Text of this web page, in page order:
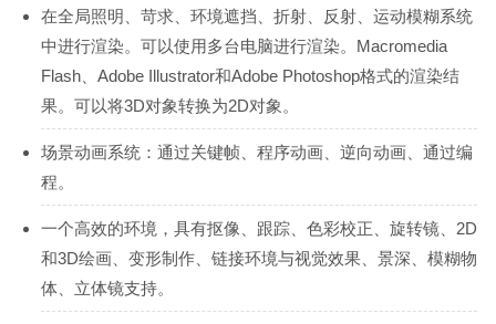
在全局照明、苛求、环境遮挡、折射、反射、运动模糊系统
中进行渲染。可以使用多台电脑进行渲染。Macromedia
Flash、Adobe Illustrator和Adobe Photoshop格式的渲染结
果。可以将3D对象转换为2D对象。
场景动画系统：通过关键帧、程序动画、逆向动画、通过编
程。
一个高效的环境，具有抠像、跟踪、色彩校正、旋转镜、2D
和3D绘画、变形制作、链接环境与视觉效果、景深、模糊物
体、立体镜支持。